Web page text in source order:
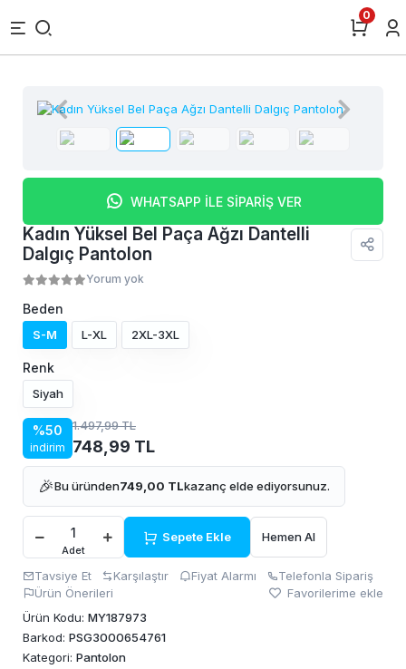
0
WHATSAPP İLE SİPARİŞ VER
Kadın Yüksel Bel Paça Ağzı Dantelli
Dalgıç Pantolon
Yorum yok
Beden
S-M L-XL 2XL-3XL
Renk
Siyah
%50
indirim
1.497,99 TL
748,99 TL
🎉Bu üründen749,00 TLkazanç elde ediyorsunuz.
Adet
Sepete Ekle Hemen Al
Tavsiye Et Karşılaştır Fiyat Alarmı
Telefonla Sipariş
Ürün Önerileri
Favorilerime ekle
Ürün Kodu: MY187973
Barkod: PSG3000654761
Kategori: Pantolon